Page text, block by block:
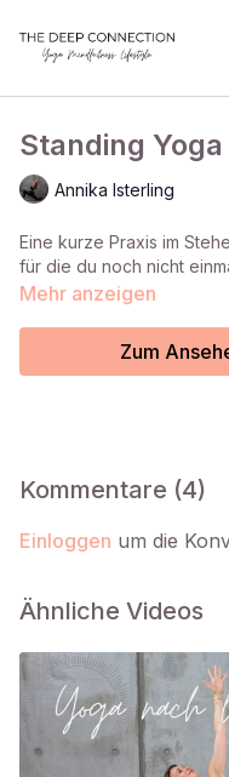
Standing
Annika Isterling
Eine kurze Praxis im
für die du noch nicht
Mehr anzeigen
Zum
Kommentare (4)
Einloggen um die
Ähnliche Videos